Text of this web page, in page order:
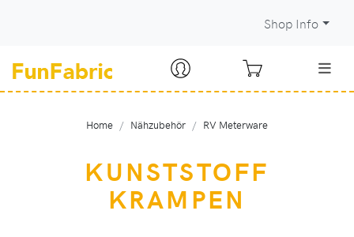
Shop Info
Home Nähzubehör RV Meterware
KUNSTSTOFF
KRAMPEN